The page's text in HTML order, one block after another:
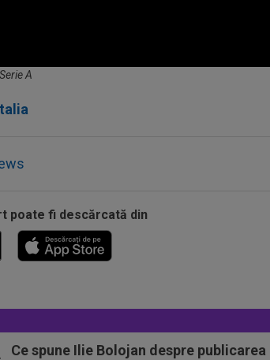
A
poate fi descărcată din
Ce spune Ilie Bolojan despre publicarea